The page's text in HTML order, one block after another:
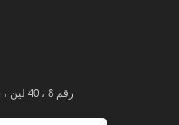
رقم 8 ، 40 لين ، شارع لونجتشانغ ، منطقة باوشان ، شنغهاي